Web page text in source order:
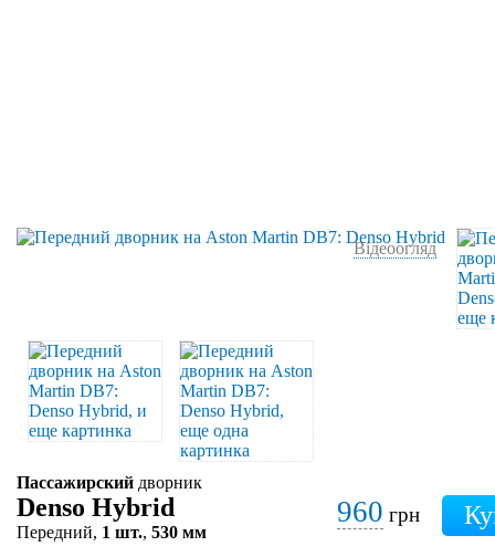
Відеоогляд
Пассажирский дворник
Denso Hybrid
Передний, 1 шт., 530 мм
960 грн